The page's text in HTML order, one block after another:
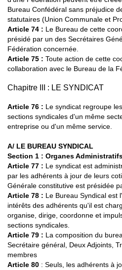
Bureau Confédéral sans préjudice
statutaires (Union Communale et
Article 74 : Le Bureau de cette
présidé par un des Secrétaires
Fédération concernée.
Article 75 : Toute action de cette
collaboration avec le Bureau de la
Chapitre III : LE SYNDICAT
Article 76 : Le syndicat regroupe
sections syndicales d'un même
entreprise ou d'un même service.
A/ LE BUREAU SYNDICAL
Section 1 : Organes
Article 77 : Le syndicat est
par les adhérents à jour de leurs
Générale constitutive est présidée
Article 78 : Le Bureau Syndical est
intérêts des adhérents qu'il est
organise, dirige, coordonne et
sections syndicales.
Article 79 : La composition du
Secrétaire général, Deux Adjoints,
membres
Article 80 : Seuls, les adhérents à